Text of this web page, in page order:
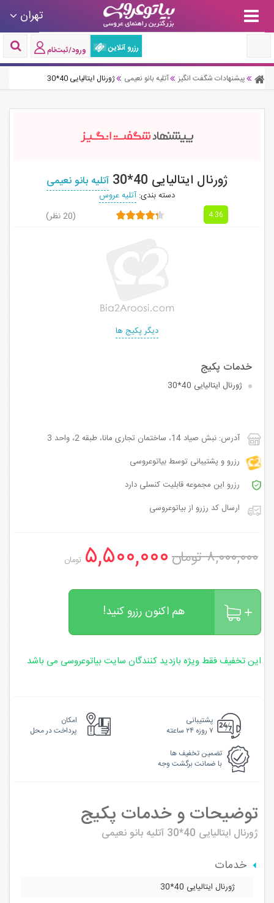
تهران
رزرو آنلاین ورود/ثبت‌نام
پیشنهادات شگفت انگیز آتلیه بانو نعیمی ژورنال ایتالیایی 40*30
ژورنال ایتالیایی 40*30 آتلیه بانو نعیمی
دسته بندی: آتلیه عروس
4.36 (20 نظر)
دیگر پکیج ها
ژورنال ایتالیایی 40*30
آدرس: نبش صیاد 14، ساختمان تجاری مانا، طبقه 2، واحد 3
رزرو و پشتیبانی توسط بیاتوعروسی
رزرو این مجموعه قابلیت کنسلی دارد
ارسال کد رزرو از بیاتوعروسی
۸,۰۰۰,۰۰۰ تومان ۵,۵۰۰,۰۰۰ تومان
هم اکنون رزرو کنید!
این تخفیف فقط ویژه بازدید کنندگان سایت بیاتوعروسی می باشد
پشتیبانی
۷ روزه ۲۴ ساعته
امکان
پرداخت در محل
تضمین تخفیف ها
با ضمانت برگشت وجه
توضیحات و خدمات پکیج
ژورنال ایتالیایی 40*30 آتلیه بانو نعیمی
خدمات
ژورنال ایتالیایی 40*30